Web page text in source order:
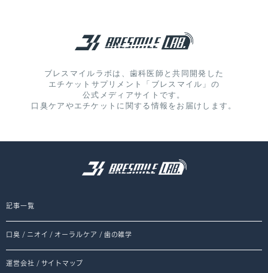
ブレスマイルラボは、歯科医師と共同開発した
エチケットサプリメント「ブレスマイル」の
公式メディアサイトです。
口臭ケアやエチケットに関する情報をお届けします。
記事一覧
口臭 / ニオイ / オーラルケア / 歯の雑学
運営会社 / サイトマップ